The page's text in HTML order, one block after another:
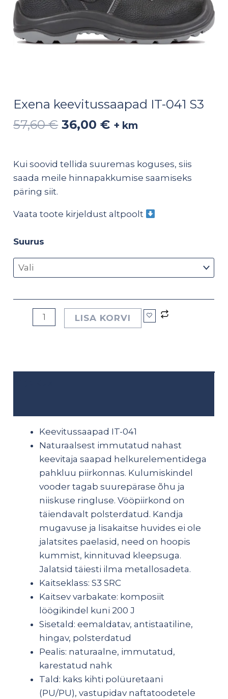
Exena keevitussaapad IT-041 S3
57,60€ 36,00€ + km
Kui soovid tellida suuremas koguses, siis
saada meile hinnapakkumise saamiseks
päringsiit.
Vaata toote kirjeldust altpoolt
Suurus
LISA KORVI
Keevitussaapad IT-041
Naturaalsest immutatud nahast
keevitaja saapad helkurelementidega
pahkluu piirkonnas. Kulumiskindel
vooder tagab suurepärase õhu ja
niiskuse ringluse. Vööpiirkond on
täiendavalt polsterdatud. Kandja
mugavuse ja lisakaitse huvides ei ole
jalatsites paelasid, need on hoopis
kummist, kinnituvad kleepsuga.
Jalatsid täiesti ilma metallosadeta.
Kaitseklass: S3 SRC
Kaitsev varbakate: komposiit
löögikindel kuni 200 J
Sisetald: eemaldatav, antistaatiline,
hingav, polsterdatud
Pealis: naturaalne, immutatud,
karestatud nahk
Tald: kaks kihti polüuretaani
(PU/PU), vastupidav naftatoodetele